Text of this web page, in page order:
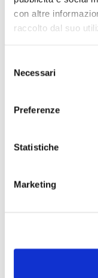
con altre
raccolto dal suo
delNecessari
Preferenze
Statistiche
Marketing